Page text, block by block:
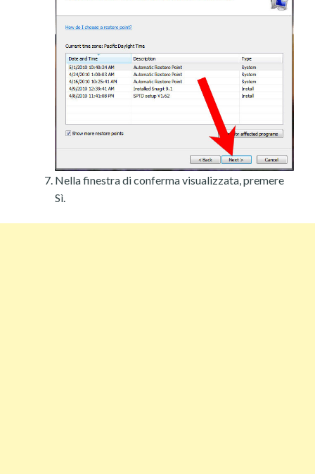
Nella finestra di conferma visualizzata, premere
Sì.